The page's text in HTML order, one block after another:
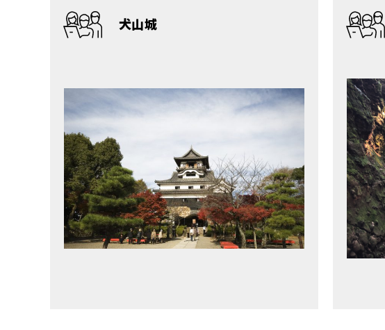
犬山城